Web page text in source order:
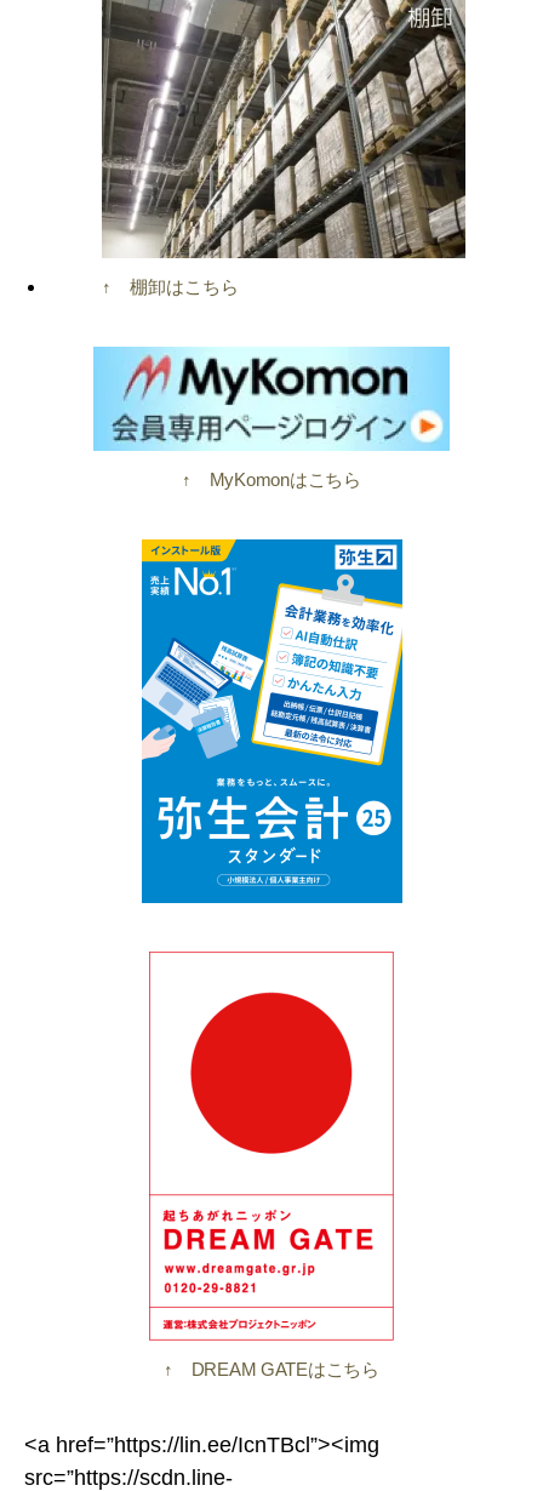
↑ 棚卸はこちら
↑ MyKomonはこちら
↑ DREAM GATEはこちら
<a href=”https://lin.ee/IcnTBcl”><img
src=”https://scdn.line-